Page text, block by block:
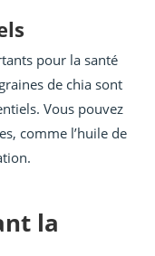
pour la santé
de chia sont
Vous pouvez
comme l’huile de
la